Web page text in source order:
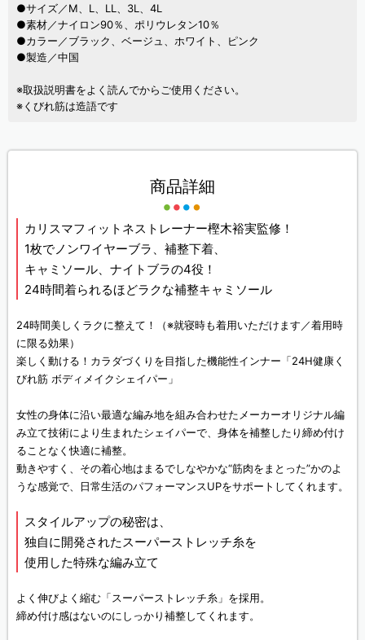
●サイズ／M、L、LL、3L、4L
●素材／ナイロン90％、ポリウレタン10％
●カラー／ブラック、ベージュ、ホワイト、ピンク
●製造／中国
※取扱説明書をよく読んでからご使用ください。
※くびれ筋は造語です
商品詳細
カリスマフィットネストレーナー樫木裕実監修！
1枚でノンワイヤーブラ、補整下着、
キャミソール、ナイトブラの4役！
24時間着られるほどラクな補整キャミソール
24時間美しくラクに整えて！（※就寝時も着用いただけます／着用時
に限る効果）
楽しく動ける！カラダづくりを目指した機能性インナー「24H健康く
びれ筋 ボディメイクシェイパー」
女性の身体に沿い最適な編み地を組み合わせたメーカーオリジナル編
み立て技術により生まれたシェイパーで、身体を補整したり締め付け
ることなく快適に補整。
動きやすく、その着心地はまるでしなやかな“筋肉をまとった”かのよ
うな感覚で、日常生活のパフォーマンスUPをサポートしてくれます。
スタイルアップの秘密は、
独自に開発されたスーパーストレッチ糸を
使用した特殊な編み立て
よく伸びよく縮む「スーパーストレッチ糸」を採用。
締め付け感はないのにしっかり補整してくれます。